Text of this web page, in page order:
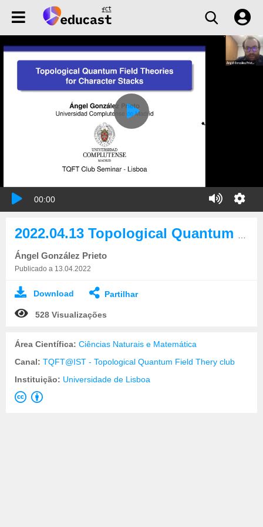
00:00
Ángel González Prieto
Publicado a 13.04.2022
Download Partilhar
528 Visualizações
Área Científica: Ciências Naturais e Matemática
Canal: TQFT@IST - Topological Quantum Field Thery club
Instituição: Universidade de Lisboa